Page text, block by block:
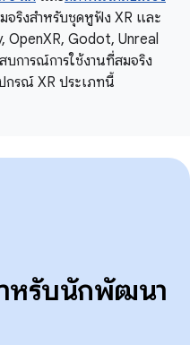
ริงสำหรับชุดหูฟัง XR และ
OpenXR, Godot, Unreal
บการณ์การใช้งานที่สมจริง
กรณ์ XR ประเภทนี้
ำหรับนักพัฒนา